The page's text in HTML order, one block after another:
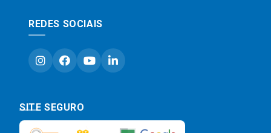
REDES SOCIAIS
SITE SEGURO